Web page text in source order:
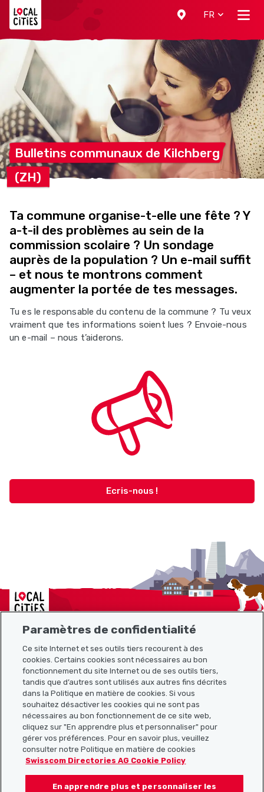
FR
Bulletins communaux de Kilchberg
(ZH)
Ta commune organise-t-elle une fête ? Y
a-t-il des problèmes au sein de la
commission scolaire ? Un sondage
auprès de la population ? Un e-mail suffit
– et nous te montrons comment
augmenter la portée de tes messages.
Tu es le responsable du contenu de la commune ? Tu veux
vraiment que tes informations soient lues ? Envoie-nous
un e-mail – nous t’aiderons.
Ecris-nous !
Localcities
Plan du site
Liens utiles
Télécharger l’application Localcities
Paramètres de confidentialité
Ce site Internet et ses outils tiers recourent à des
cookies. Certains cookies sont nécessaires au bon
fonctionnement du site Internet ou de ses outils tiers,
tandis que d’autres sont utilisés aux autres fins décrites
dans la Politique en matière de cookies. Si vous
souhaitez désactiver les cookies qui ne sont pas
nécessaires au bon fonctionnement de ce site web,
cliquez sur "En apprendre plus et personnaliser" pour
gérer vos préférences. Pour en savoir plus, veuillez
consulter notre Politique en matière de cookies
Swisscom Directories AG Cookie Policy
En apprendre plus et personnaliser les